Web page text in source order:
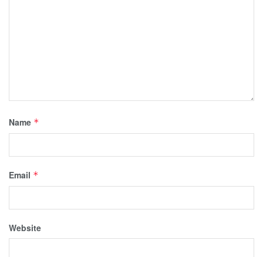
Name *
Email *
Website